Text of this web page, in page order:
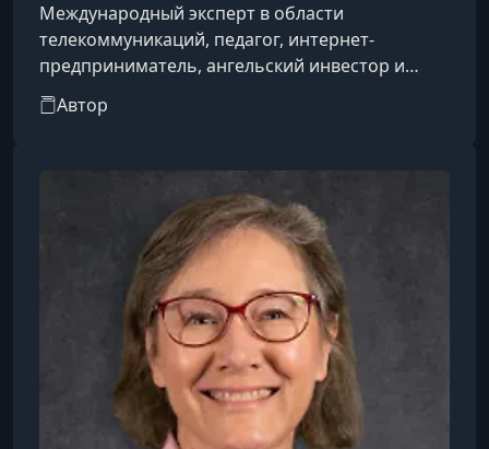
Международный эксперт в области
телекоммуникаций, педагог, интернет-
предприниматель, ангельский инвестор и
интегратор систем умного дома. Он автор
нескольких книг по технологиям, в том числе
телевидению. В последние годы он стал
ангельским инвестором, поддерживая
стартапы в таких областях, как мобильные
приложения, электронная коммерция и
технологии для умного дома.
Автор